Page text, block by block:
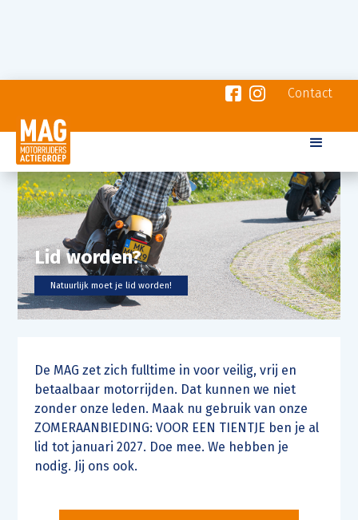
Contact
Lid worden?
Natuurlijk moet je lid worden!
De MAG zet zich fulltime in voor veilig, vrij en
betaalbaar motorrijden. Dat kunnen we niet
zonder onze leden. Maak nu gebruik van onze
ZOMERAANBIEDING: VOOR EEN TIENTJE ben je al
lid tot januari 2027. Doe mee. We hebben je
nodig. Jij ons ook.